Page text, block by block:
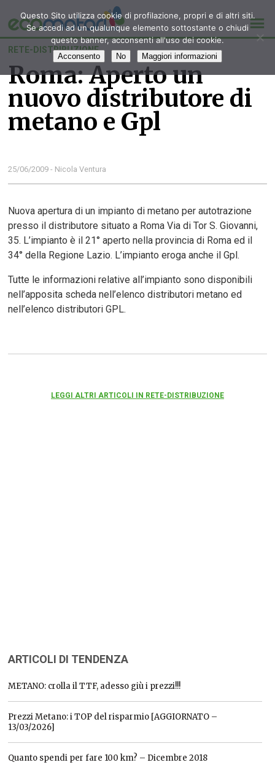
RETE-DISTRIBUZIONE
Roma: Aperto un
nuovo distributore di
metano e Gpl
25/06/2009 - Nicola Ventura
Nuova apertura di un impianto di metano per autotrazione
presso il distributore situato a Roma Via di Tor S. Giovanni,
35. L’impianto è il 21° aperto nella provincia di Roma ed il
34° della Regione Lazio. L’impianto eroga anche il Gpl.
Tutte le informazioni relative all’impianto sono disponibili
nell’apposita scheda nell’elenco distributori metano ed
nell’elenco distributori GPL.
LEGGI ALTRI ARTICOLI IN RETE-DISTRIBUZIONE
ARTICOLI DI TENDENZA
METANO: crolla il TTF, adesso giù i prezzi!!!
Prezzi Metano: i TOP del risparmio [AGGIORNATO –
13/03/2026]
Quanto spendi per fare 100 km? – Dicembre 2018
Questo Sito utilizza cookie di profilazione, propri e di altri siti.
Se accedi ad un qualunque elemento sottostante o chiudi
questo banner, acconsenti all'uso dei cookie.
Acconsento No Maggiori informazioni